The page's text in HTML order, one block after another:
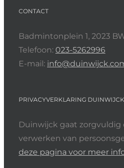
CONTACT
Badmintonplein 1, 2023
Telefoon: 023-5262996
E-mail:
PRIVACYVERKLARING DUINWIJCK
Duinwijck gaat
verwerken van
deze pagina voor meer